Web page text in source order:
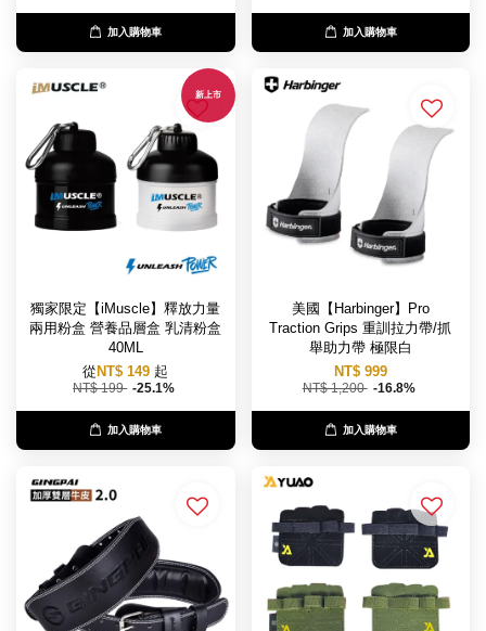
加入購物車 加入購物車
新上市
獨家限定【iMuscle】釋放力量
兩用粉盒 營養品層盒 乳清粉盒
40ML
從 NT$ 149 起
NT$ 199 -25.1%
加入購物車
美國【Harbinger】Pro
Traction Grips 重訓拉力帶/抓
舉助力帶 極限白
NT$ 999
NT$ 1,200 -16.8%
加入購物車